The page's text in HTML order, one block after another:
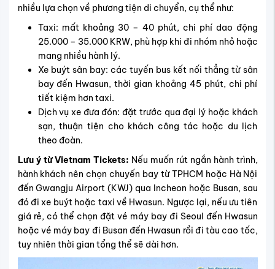
nhiều lựa chọn về phương tiện di chuyển, cụ thể như:
Taxi: mất khoảng 30 – 40 phút, chi phí dao động
25.000 – 35.000 KRW, phù hợp khi đi nhóm nhỏ hoặc
mang nhiều hành lý.
Xe buýt sân bay: các tuyến bus kết nối thẳng từ sân
bay đến Hwasun, thời gian khoảng 45 phút, chi phí
tiết kiệm hơn taxi.
Dịch vụ xe đưa đón: đặt trước qua đại lý hoặc khách
sạn, thuận tiện cho khách công tác hoặc du lịch
theo đoàn.
Lưu ý từ Vietnam Tickets: Nếu muốn rút ngắn hành trình,
hành khách nên chọn chuyến bay từ TPHCM hoặc Hà Nội
đến Gwangju Airport (KWJ) qua Incheon hoặc Busan, sau
đó đi xe buýt hoặc taxi về Hwasun. Ngược lại, nếu ưu tiên
giá rẻ, có thể chọn đặt vé máy bay đi Seoul đến Hwasun
hoặc vé máy bay đi Busan đến Hwasun rồi đi tàu cao tốc,
tuy nhiên thời gian tổng thể sẽ dài hơn.